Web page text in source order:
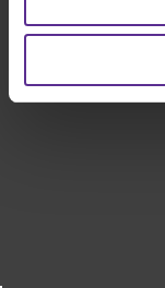
privind utilizarea